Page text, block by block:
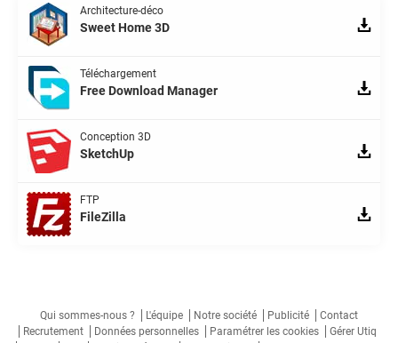
Architecture-déco
Sweet Home 3D
Téléchargement
Free Download Manager
Conception 3D
SketchUp
FTP
FileZilla
Qui sommes-nous ? L'équipe Notre société Publicité
Contact
Recrutement
Données personnelles Paramétrer les cookies
Gérer Utiq